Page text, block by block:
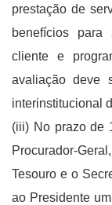
prestação de
benefícios para
cliente e
avaliação deve
interinstitucional
(iii) No prazo de
Procurador-
Tesouro e o
ao Presidente